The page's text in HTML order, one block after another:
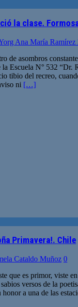
la clase.
Ana María Ramírez
de asombros
la Escuela N° 532 “Dr.
tibio del recreo,
ni […]
Primavera!. Chile
Cataldo Muñoz 0
que es primor, viste
versos de la
a una de las